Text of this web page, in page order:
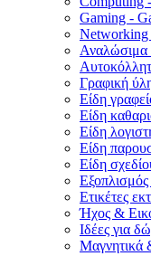
Gaming -
Networking
Αναλώσιμα
Γραφική
Είδη
Είδη
Είδη
Είδη
Είδη
Ετικέτες
Ήχος &
Ιδέες για